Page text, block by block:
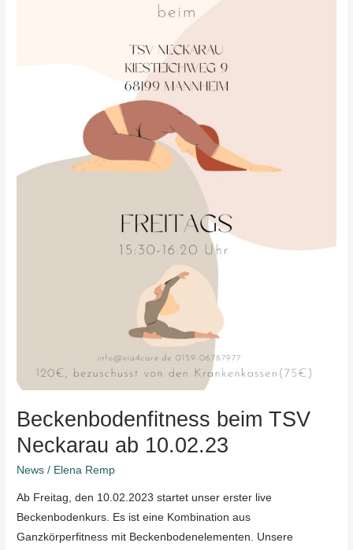
Beckenbodenfitness beim TSV
Neckarau ab 10.02.23
News / Elena Remp
Ab Freitag, den 10.02.2023 startet unser erster live
Beckenbodenkurs. Es ist eine Kombination aus
Ganzkörperfitness mit Beckenbodenelementen. Unsere